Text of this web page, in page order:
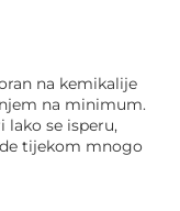
na kemikalije
na minimum.
lako se isperu,
tijekom mnogo